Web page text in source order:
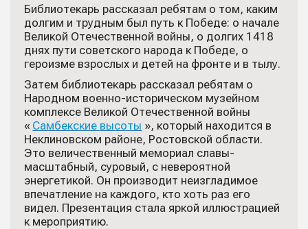
Библиотекарь рассказал ребятам о том, каким
долгим и трудным был путь к Победе: о начале
Великой Отечественной войны, о долгих 1418
днях пути советского народа к Победе, о
героизме взрослых и детей на фронте и в тылу.
Затем библиотекарь рассказал ребятам о
Народном военно-историческом музейном
комплексе Великой Отечественной войны
« Самбекские высоты », который находится в
Неклиновском районе, Ростовской области.
Это величественный мемориал славы-
масштабный, суровый, с невероятной
энергетикой. Он производит неизгладимое
впечатление на каждого, кто хоть раз его
видел. Презентация стала яркой иллюстрацией
к мероприятию.